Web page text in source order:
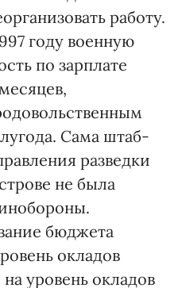
работу.
году военную
по зарплате
Сама штаб-
разведки
не была
бюджета
окладов
уровень окладов